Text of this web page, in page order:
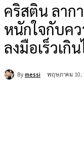
คริสติน ลาก
หนักใจกับคว
ลงมือเร็วเกิ
By messi พฤษภาคม 10,